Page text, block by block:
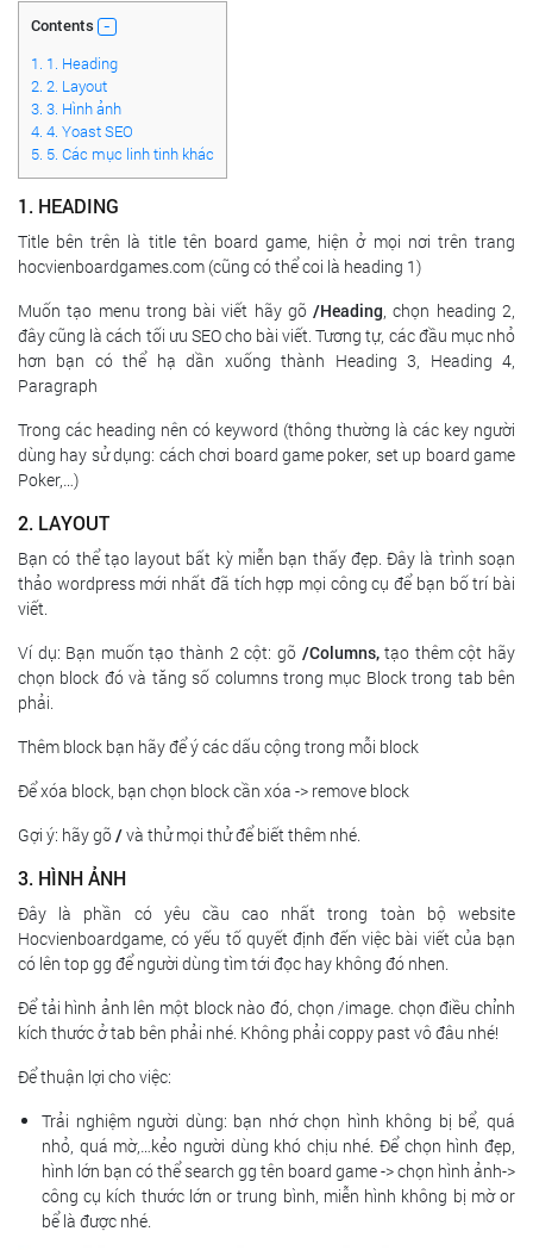
Contents
1. 1. Heading
2. 2. Layout
3. 3. Hình ảnh
4. 4. Yoast SEO
5. 5. Các mục linh tinh khác
1. HEADING
Title bên trên là title tên board game, hiện ở mọi nơi trên trang
hocvienboardgames.com (cũng có thể coi là heading 1)
Muốn tạo menu trong bài viết hãy gõ/Heading, chọn heading 2,
đây cũng là cách tối ưu SEO cho bài viết. Tương tự, các đầu mục nhỏ
hơn bạn có thể hạ dần xuống thành Heading 3, Heading 4,
Paragraph
Trong các heading nên có keyword (thông thường là các key người
dùng hay sử dụng: cách chơi board game poker, set up board game
Poker,…)
2. LAYOUT
Bạn có thể tạo layout bất kỳ miễn bạn thấy đẹp. Đây là trình soạn
thảo wordpress mới nhất đã tích hợp mọi công cụ để bạn bố trí bài
viết.
Ví dụ: Bạn muốn tạo thành 2 cột: gõ /Columns,tạo thêm cột hãy
chọn block đó và tăng số columns trong mục Block trong tab bên
phải.
Thêm block bạn hãy để ý các dấu cộng trong mỗi block
Để xóa block, bạn chọn block cần xóa -> remove block
Gợi ý: hãy gõ/và thử mọi thử để biết thêm nhé.
3. HÌNH ẢNH
Đây là phần có yêu cầu cao nhất trong toàn bộ website
Hocvienboardgame, có yếu tố quyết định đến việc bài viết của bạn
có lên top gg để người dùng tìm tới đọc hay không đó nhen.
Để tải hình ảnh lên một block nào đó, chọn /image. chọn điều chỉnh
kích thước ở tab bên phải nhé. Không phải coppy past vô đâu nhé!
Để thuận lợi cho việc:
Trải nghiệm người dùng: bạn nhớ chọn hình không bị bể, quá
nhỏ, quá mờ,…kẻo người dùng khó chịu nhé. Để chọn hình đẹp,
hình lớn bạn có thể search gg tên board game -> chọn hình ảnh->
công cụ kích thước lớn or trung bình, miễn hình không bị mờ or
bể là được nhé.